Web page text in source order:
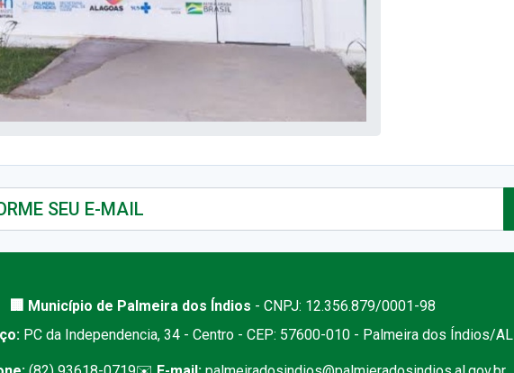
🏢 Município de Palmeira dos Índios - CNPJ: 12.356.879/0001-98
PC da Independencia, 34 - Centro - CEP: 57600-010 - Palmeira dos Índios/AL